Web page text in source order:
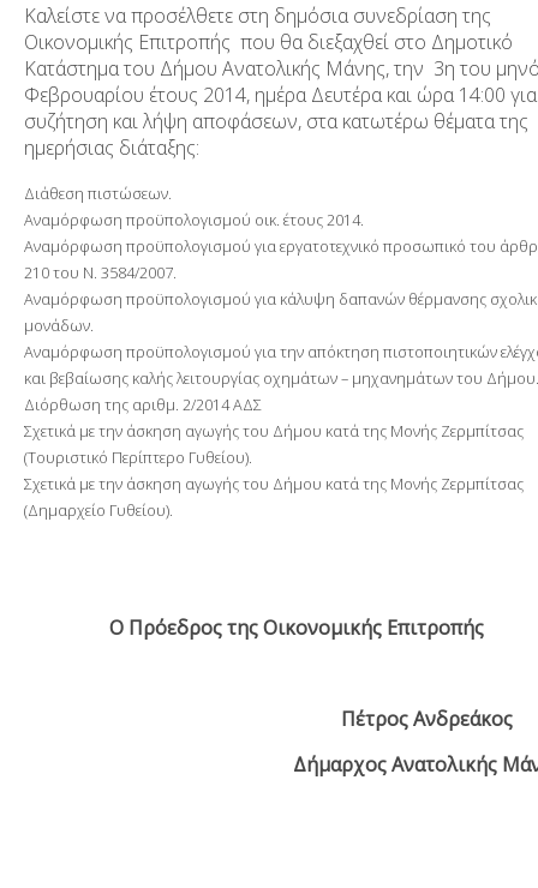
Καλείστε να προσέλθετε στη δημόσια συνεδρίαση της
Οικονομικής Επιτροπής που θα διεξαχθεί στο Δημοτικό
Κατάστημα του Δήμου Ανατολικής Μάνης, την 3η του
Φεβρουαρίου έτους 2014, ημέρα Δευτέρα και ώρα 14:00
συζήτηση και λήψη αποφάσεων, στα κατωτέρω θέματα της
ημερήσιας διάταξης:
Διάθεση πιστώσεων.
Αναμόρφωση προϋπολογισμού οικ. έτους 2014.
Αναμόρφωση προϋπολογισμού για εργατοτεχνικό προσωπικό του
210 του Ν. 3584/2007.
Αναμόρφωση προϋπολογισμού για κάλυψη δαπανών θέρμανσης
μονάδων.
Αναμόρφωση προϋπολογισμού για την απόκτηση πιστοποιητικών
και βεβαίωσης καλής λειτουργίας οχημάτων – μηχανημάτων του
Διόρθωση της αριθμ. 2/2014 ΑΔΣ
Σχετικά με την άσκηση αγωγής του Δήμου κατά της Μονής Ζερμπίτσας
(Τουριστικό Περίπτερο Γυθείου).
Σχετικά με την άσκηση αγωγής του Δήμου κατά της Μονής Ζερμπίτσας
(Δημαρχείο Γυθείου).
Ο Πρόεδρος της Οικονομικής Επιτροπής
Πέτρος Ανδρεάκος
Δήμαρχος Ανατολικής